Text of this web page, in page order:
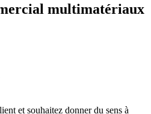
multimatériaux
et souhaitez donner du sens à